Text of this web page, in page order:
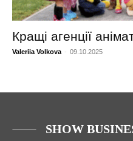
Кращі агенції
Valeriia Volkova - 09.10.2025
SHOW